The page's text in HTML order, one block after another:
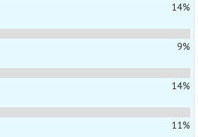
14%
9%
14%
11%